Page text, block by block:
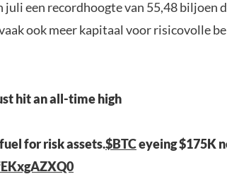
juli een recordhoogte van 55,48 biljoen
ook meer kapitaal voor risicovolle
hit an all-time high
for risk assets.$BTCeyeing $175K